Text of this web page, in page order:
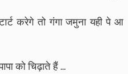
करेगे तो गंगा जमुना यही पे आ
को चिढ़ाते हैं ...